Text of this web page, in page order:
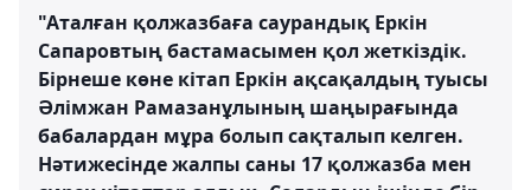
"Аталған қолжазбаға саурандық Еркін
Сапаровтың бастамасымен қол жеткіздік.
Бірнеше көне кітап Еркін ақсақалдың туысы
Әлімжан Рамазанұлының шаңырағында
бабалардан мұра болып сақталып келген.
Нәтижесінде жалпы саны 17 қолжазба мен